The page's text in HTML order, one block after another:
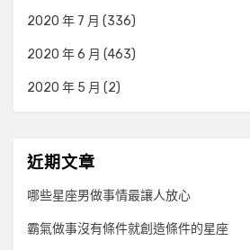
2020 年 7 月 (336)
2020 年 6 月 (463)
2020 年 5 月 (2)
近期文章
哪些星座男做事情最讓人放心
霸氣做事沒有條件就創造條件的星座